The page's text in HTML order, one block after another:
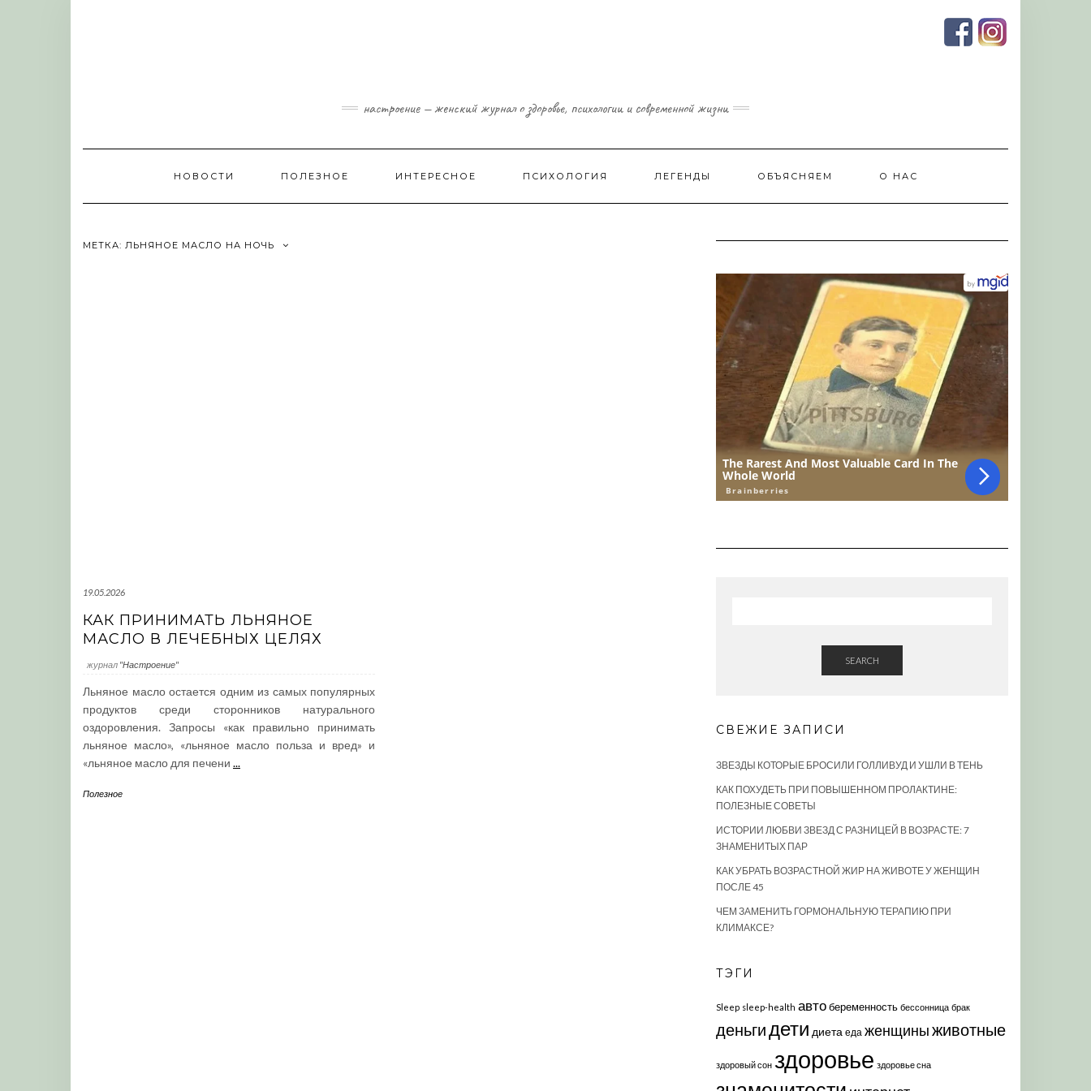
настроение — женский журнал о здоровье, психологии и современной жизни
НОВОСТИ ПОЛЕЗНОЕ ИНТЕРЕСНОЕ ПСИХОЛОГИЯ ЛЕГЕНДЫ ОБЪЯСНЯЕМ О НАС
МЕТКА: ЛЬНЯНОЕ МАСЛО НА НОЧЬ
19.05.2026
КАК ПРИНИМАТЬ ЛЬНЯНОЕ
МАСЛО В ЛЕЧЕБНЫХ ЦЕЛЯХ
журнал "Настроение"
Льняное масло остается одним из самых популярных
продуктов среди сторонников натурального
оздоровления. Запросы «как правильно принимать
льняное масло», «льняное масло польза и вред» и
«льняное масло для печени ...
Полезное
SEARCH
СВЕЖИЕ ЗАПИСИ
ЗВЕЗДЫ КОТОРЫЕ БРОСИЛИ ГОЛЛИВУД И УШЛИ В ТЕНЬ
КАК ПОХУДЕТЬ ПРИ ПОВЫШЕННОМ ПРОЛАКТИНЕ:
ПОЛЕЗНЫЕ СОВЕТЫ
ИСТОРИИ ЛЮБВИ ЗВЕЗД С РАЗНИЦЕЙ В ВОЗРАСТЕ: 7
ЗНАМЕНИТЫХ ПАР
КАК УБРАТЬ ВОЗРАСТНОЙ ЖИР НА ЖИВОТЕ У ЖЕНЩИН
ПОСЛЕ 45
ЧЕМ ЗАМЕНИТЬ ГОРМОНАЛЬНУЮ ТЕРАПИЮ ПРИ
КЛИМАКСЕ?
ТЭГИ
Sleep sleep-health автобеременность бессонница брак
деньгидети диета еда женщиныживотные
здоровый сон здоровье здоровье сна